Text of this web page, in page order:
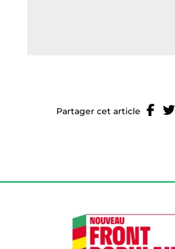
Partager cet article